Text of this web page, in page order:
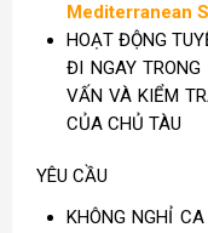
Mediterranean
HOẠT ĐỘNG
ĐI NGAY
VẤN VÀ KIỂM
CỦA CHỦ TÀU
YÊU CẦU
KHÔNG NGHỈ